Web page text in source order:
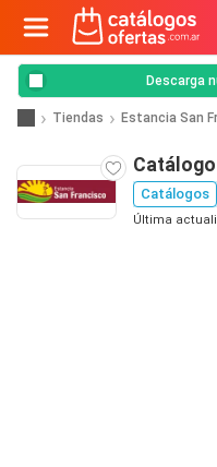
Descarga
Tiendas Estancia San
Catálogos
Última